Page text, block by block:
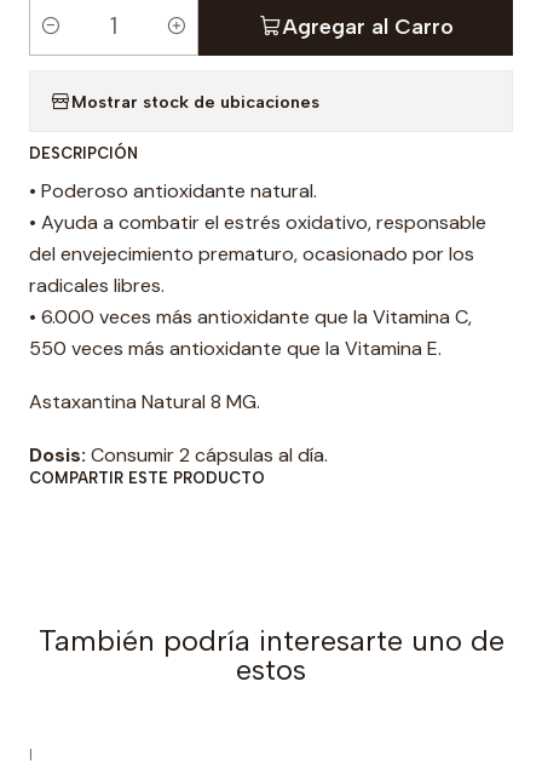
d
a
d
Agregar al Carro
Mostrar stock de ubicaciones
DESCRIPCIÓN
• Poderoso antioxidante natural.
• Ayuda a combatir el estrés oxidativo, responsable
del envejecimiento prematuro, ocasionado por los
radicales libres.
• 6.000 veces más antioxidante que la Vitamina C,
550 veces más antioxidante que la Vitamina E.
Astaxantina Natural 8 MG.
Dosis: Consumir 2 cápsulas al día.
COMPARTIR ESTE PRODUCTO
También podría interesarte uno de
estos
|